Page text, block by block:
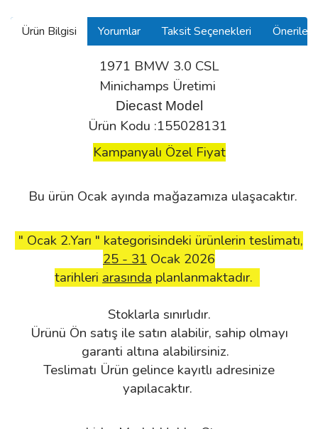
Ürün Bilgisi Yorumlar Taksit Seçenekleri
1971 BMW 3.0 CSL
Minichamps Üretimi
Diecast Model
Ürün Kodu :155028131
Kampanyalı Özel Fiyat
Bu ürün Ocak ayında mağazamıza ulaşacaktır.
" Ocak 2.Yarı " kategorisindeki ürünlerin teslimatı,
25 - 31 Ocak 2026
tarihleri arasında planlanmaktadır.
Stoklarla sınırlıdır.
Ürünü Ön satış ile satın alabilir, sahip olmayı
garanti altına alabilirsiniz.
Teslimatı Ürün gelince kayıtlı adresinize
yapılacaktır.